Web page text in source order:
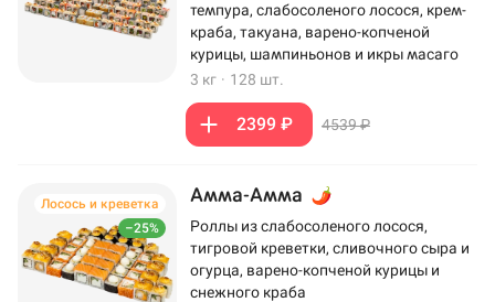
темпура, слабосоленого лосося, крем-
краба, такуана, варено-копченой
курицы, шампиньонов и икры масаго
3 кг · 128 шт.
2399 ₽ 4539 ₽
–25%
Лосось и креветка Амма-Амма
Роллы из слабосоленого лосося,
тигровой креветки, сливочного сыра и
огурца, варено-копченой курицы и
снежного краба